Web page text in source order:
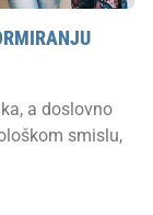
a doslovno
smislu,